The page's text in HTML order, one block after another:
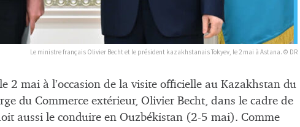
Le ministre français Olivier Becht et le président kazakhstanais Tokyev, le 2 mai à Astana. © DR
2 mai à l’occasion de la visite officielle au Kazakhstan du
du Commerce extérieur, Olivier Becht, dans le cadre de
aussi le conduire en Ouzbékistan (2-5 mai). Comme